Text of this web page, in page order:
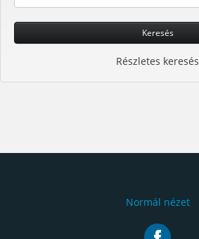
Keresés
Részletes keresés
Normál nézet